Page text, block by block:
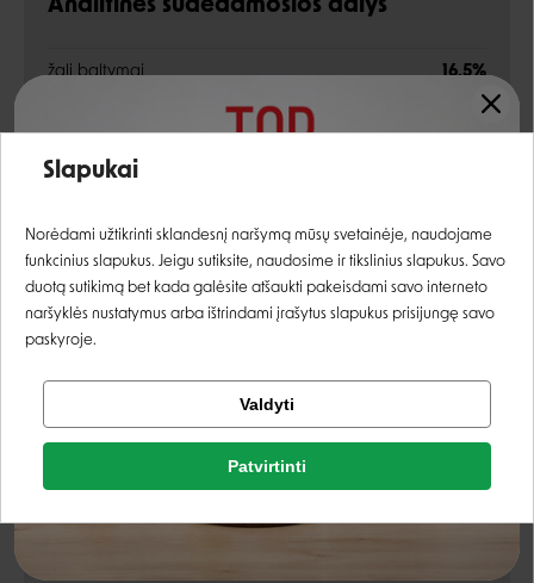
Rašyti atsiliepimą
Analitinės sudedamosios dalys
žali baltymai 16,5%
žalia ląsteliena
Priedai
taurinas
apelsinų bioflavonoidai 35 mg
vynuogių sėklų ekstraktas 20 mg
Rašyti atsiliepimą
Registruotis
Facebook
Slapukai
Norėdami užtikrinti sklandesnį naršymą mūsų svetainėje, naudojame
funkcinius slapukus. Jeigu sutiksite, naudosime ir tikslinius slapukus. Savo
duotą sutikimą bet kada galėsite atšaukti pakeisdami savo interneto
naršyklės nustatymus arba ištrindami įrašytus slapukus prisijungę savo
paskyroje.
Valdyti
Patvirtinti